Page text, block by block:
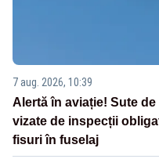
7 aug. 2026, 10:39
Alertă în aviație! Sute
vizate de inspecții
fisuri în fuselaj